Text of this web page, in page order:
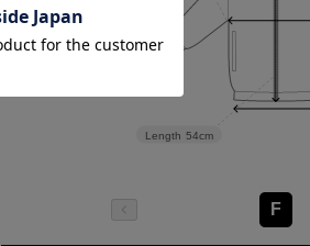
Length 54cm
F